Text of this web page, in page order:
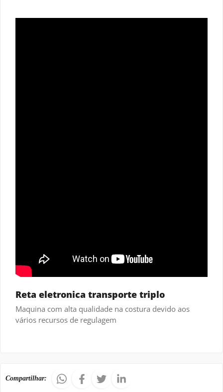
Reta eletronica transporte triplo
Maquina com alta qualidade na costura devido aos
vários recursos de regulagem
Compartilhar: